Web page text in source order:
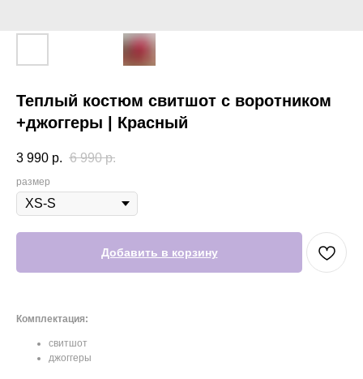
Теплый костюм свитшот с воротником
+джоггеры | Красный
3 990 р. 6 990 р.
размер
Добавить в корзину
Комплектация:
свитшот
джоггеры